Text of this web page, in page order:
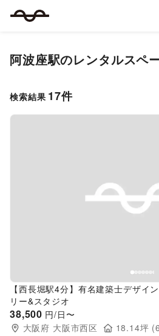
阿波座駅のレンタルスペ
検索結果 17件
Previous slide
【西長堀駅4分】有名建築士デザイ
リー&スタジオ
38,500 円/日〜
大阪府 大阪市西区 18.14坪 (